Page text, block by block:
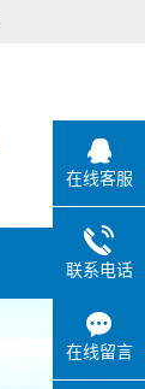
在线客服
联系电话
在线留言